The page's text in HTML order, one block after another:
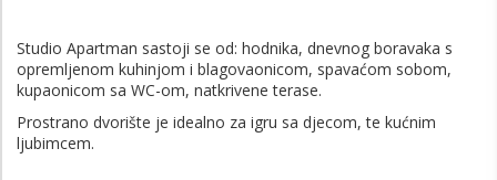
Studio Apartman sastoji se od: hodnika, dnevnog boravaka s
opremljenom kuhinjom i blagovaonicom, spavaćom sobom,
kupaonicom sa WC-om, natkrivene terase.
Prostrano dvorište je idealno za igru sa djecom, te kućnim
ljubimcem.